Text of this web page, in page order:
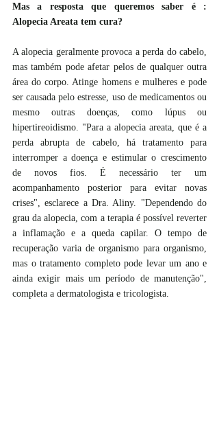
Mas a resposta que queremos saber é :
Alopecia Areata tem cura?
A alopecia geralmente provoca a perda do cabelo,
mas também pode afetar pelos de qualquer outra
área do corpo. Atinge homens e mulheres e pode
ser causada pelo estresse, uso de medicamentos ou
mesmo outras doenças, como lúpus ou
hipertireoidismo. "Para a alopecia areata, que é a
perda abrupta de cabelo, há tratamento para
interromper a doença e estimular o crescimento
de novos fios. É necessário ter um
acompanhamento posterior para evitar novas
crises", esclarece a Dra. Aliny. "Dependendo do
grau da alopecia, com a terapia é possível reverter
a inflamação e a queda capilar. O tempo de
recuperação varia de organismo para organismo,
mas o tratamento completo pode levar um ano e
ainda exigir mais um período de manutenção",
completa a dermatologista e tricologista.